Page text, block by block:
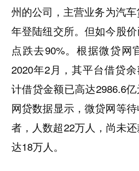
州的公司，主营业务为汽
年登陆纽交所。但如今股
点跌去90%。根据微贷网
2020年2月，其平台借贷
计借贷金额已高达2986.6
网贷数据显示，微贷网等
者，人数超22万人，尚未
达18万人。